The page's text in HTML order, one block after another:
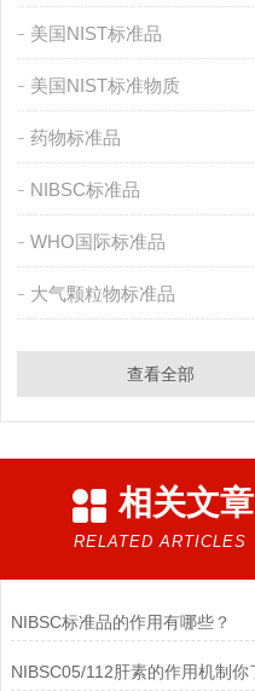
美国NIST标准品
美国NIST标准物质
药物标准品
NIBSC标准品
WHO国际标准品
大气颗粒物标准品
查看全部
相关文章
RELATED ARTICLES
NIBSC标准品的作用有哪些？